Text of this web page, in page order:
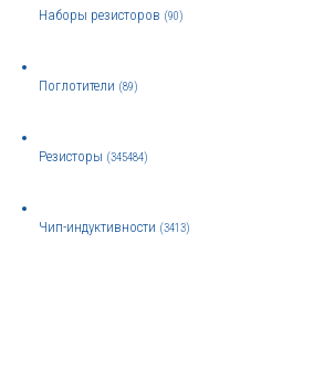
Наборы резисторов (90)
Поглотители (89)
Резисторы (345484)
Чип-индуктивности (3413)